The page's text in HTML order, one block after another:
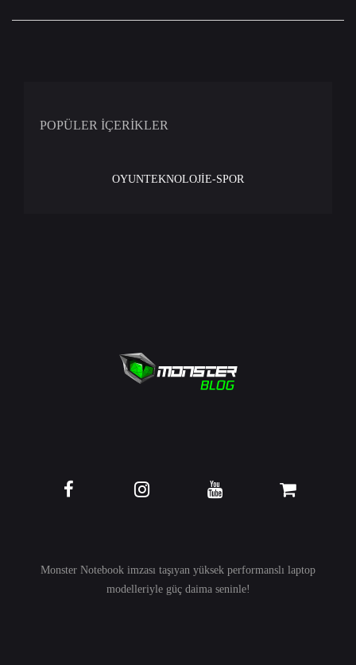
POPÜLER İÇERİKLER
OYUNTEKNOLOJİE-SPOR
Monster Notebook imzası taşıyan yüksek performanslı laptop
modelleriyle güç daima seninle!